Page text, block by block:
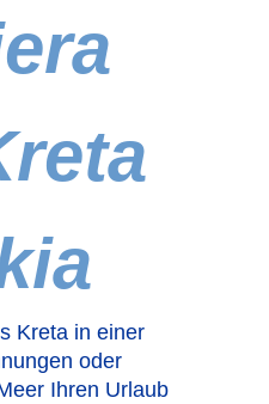
Kreta in einer
oder
Ihren Urlaub